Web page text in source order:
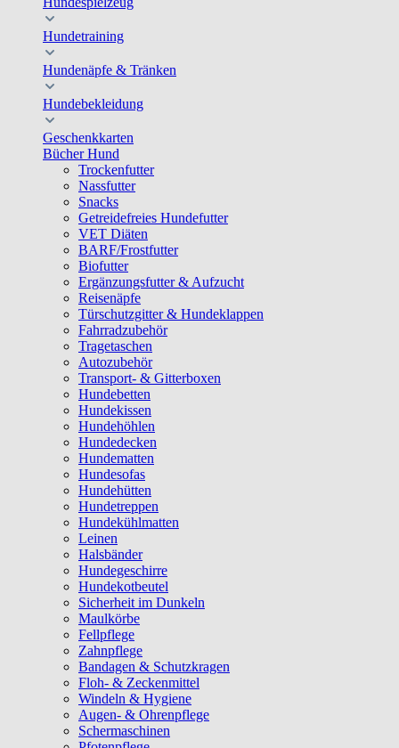
Hundetraining
Hundenäpfe & Tränken
Hundebekleidung
Geschenkkarten
Bücher Hund
Trockenfutter
Nassfutter
Snacks
Getreidefreies Hundefutter
VET Diäten
BARF/Frostfutter
Biofutter
Ergänzungsfutter & Aufzucht
Reisenäpfe
Türschutzgitter & Hundeklappen
Fahrradzubehör
Tragetaschen
Autozubehör
Transport- & Gitterboxen
Hundebetten
Hundekissen
Hundehöhlen
Hundedecken
Hundematten
Hundesofas
Hundehütten
Hundetreppen
Hundekühlmatten
Leinen
Halsbänder
Hundegeschirre
Hundekotbeutel
Sicherheit im Dunkeln
Maulkörbe
Fellpflege
Zahnpflege
Bandagen & Schutzkragen
Floh- & Zeckenmittel
Windeln & Hygiene
Augen- & Ohrenpflege
Schermaschinen